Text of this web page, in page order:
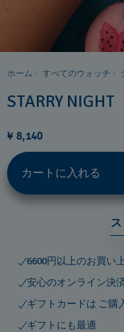
ホーム すべてのウォッチ
STARRY NIGHT
¥ 8,140
カートに入れる
6600円以上のお買い
安心のオンライン決
ギフトカードは ご購
ギフトにも最適